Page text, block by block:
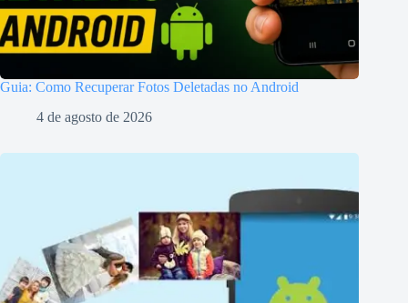
Guia: Como Recuperar Fotos Deletadas no Android
4 de agosto de 2026